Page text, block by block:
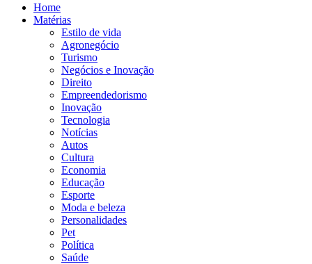
Home
Matérias
Estilo de vida
Agronegócio
Turismo
Negócios e Inovação
Direito
Empreendedorismo
Inovação
Tecnologia
Notícias
Autos
Cultura
Economia
Educação
Esporte
Moda e beleza
Personalidades
Pet
Política
Saúde